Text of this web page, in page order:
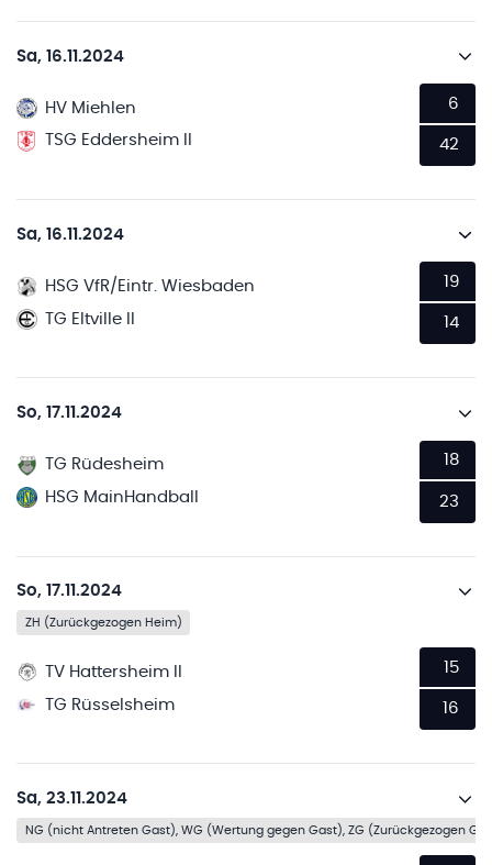
Sa, 16.11.2024
HV Miehlen
TSG Eddersheim II
6
42
Sa, 16.11.2024
HSG VfR/Eintr. Wiesbaden
TG Eltville II
19
14
So, 17.11.2024
TG Rüdesheim
HSG MainHandball
18
23
So, 17.11.2024
ZH (Zurückgezogen Heim)
TV Hattersheim II
TG Rüsselsheim
15
16
Sa, 23.11.2024
NG (nicht Antreten Gast), WG (Wertung gegen Gast), ZG (Zurückgezogen